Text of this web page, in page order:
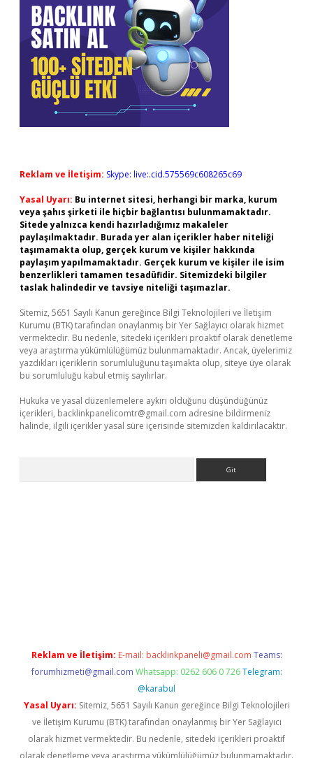
Reklam ve İletişim: Skype: live:.cid.575569c608265c69
Yasal Uyarı: Bu internet sitesi, herhangi bir marka, kurum
veya şahıs şirketi ile hiçbir bağlantısı bulunmamaktadır.
Sitede yalnızca kendi hazırladığımız makaleler
paylaşılmaktadır. Burada yer alan içerikler haber niteliği
taşımamakta olup, gerçek kurum ve kişiler hakkında
paylaşım yapılmamaktadır. Gerçek kurum ve kişiler ile isim
benzerlikleri tamamen tesadüfidir. Sitemizdeki bilgiler
taslak halindedir ve tavsiye niteliği taşımazlar.
Sitemiz, 5651 Sayılı Kanun gereğince Bilgi Teknolojileri ve İletişim
Kurumu (BTK) tarafından onaylanmış bir Yer Sağlayıcı olarak hizmet
vermektedir. Bu nedenle, sitedeki içerikleri proaktif olarak denetleme
veya araştırma yükümlülüğümüz bulunmamaktadır. Ancak, üyelerimiz
yazdıkları içeriklerin sorumluluğunu taşımakta olup, siteye üye olarak
bu sorumluluğu kabul etmiş sayılırlar.
Hukuka ve yasal düzenlemelere aykırı olduğunu düşündüğünüz
içerikleri, backlinkpanelicomtr@gmail.com adresine bildirmeniz
halinde, ilgili içerikler yasal süre içerisinde sitemizden kaldırılacaktır.
Reklam ve İletişim: E-mail: backlinkpaneli@gmail.com Teams:
forumhizmeti@gmail.com Whatsapp: 0262 606 0 726 Telegram:
@karabul
Yasal Uyarı: Sitemiz, 5651 Sayılı Kanun gereğince Bilgi Teknolojileri
ve İletişim Kurumu (BTK) tarafından onaylanmış bir Yer Sağlayıcı
olarak hizmet vermektedir. Bu nedenle, sitedeki içerikleri proaktif
olarak denetleme veya araştırma yükümlülüğümüz bulunmamaktadır.